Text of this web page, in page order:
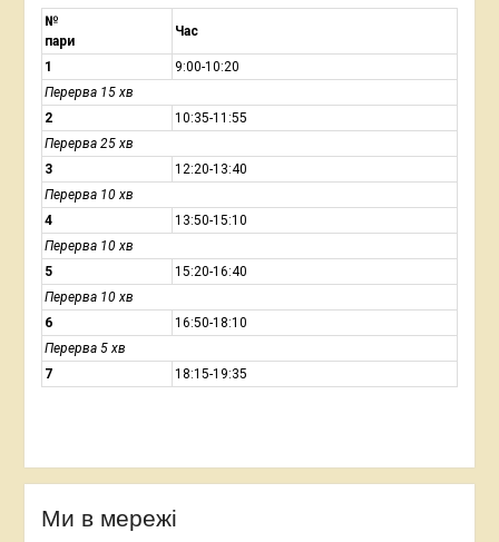
№
пари
Час
1
9:00-10:20
Перерва 15 хв
2
10:35-11:55
Перерва 25 хв
3
12:20-13:40
Перерва 10 хв
4
13:50-15:10
Перерва 10 хв
5
15:20-16:40
Перерва 10 хв
6
16:50-18:10
Перерва 5 хв
7
18:15-19:35
Ми в мережі